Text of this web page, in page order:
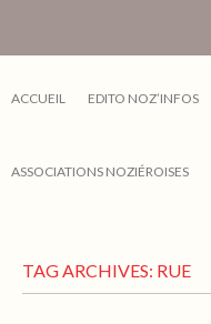
ACCUEIL EDITO NOZ’INFOS
ASSOCIATIONS NOZIÉROISES
TAG ARCHIVES: RUE